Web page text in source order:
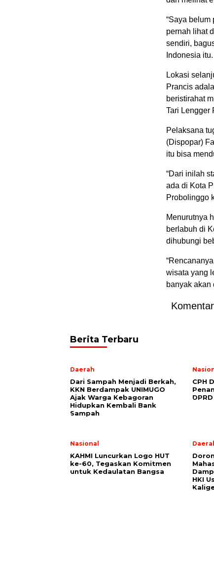
“Saya belum
pernah lihat
sendiri,
Indonesia itu.
Lokasi
Prancis
beristirahat
Tari Lengger
Pelaksana
(Dispopar)
itu bisa
“Dari inilah
ada di Kota
Probolinggo
Menurutnya
berlabuh di
dihubungi
wisata yang
banyak akan
Berita Terbaru
Daerah
Dari Sampah Menjadi Berkah,
KKN Berdampak UNIMUGO
Ajak Warga Kebagoran
Hidupkan Kembali Bank
Sampah
CPH
Nasional
KAHMI Luncurkan Logo HUT
ke-60, Tegaskan Komitmen
untuk Kedaulatan Bangsa
HKI